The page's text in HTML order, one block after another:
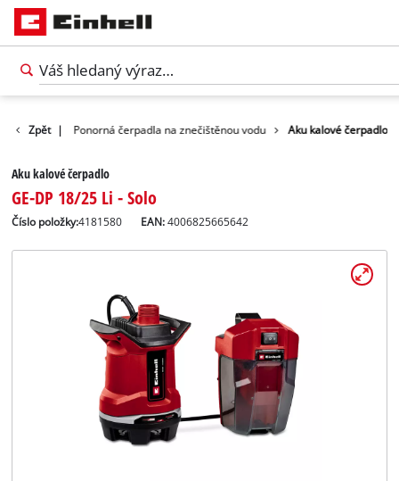
Slovenský
Zpět |
čerpadlá Ponorná čerpadla na znečištěnou vodu Aku kalové čerpadlo
Aku kalové čerpadlo
GE-DP 18/25 Li - Solo
Číslo položky:4181580 EAN:4006825665642